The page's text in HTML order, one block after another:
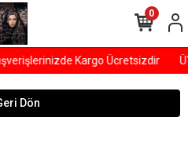
Kargo Ücretsizdir
0
Dön